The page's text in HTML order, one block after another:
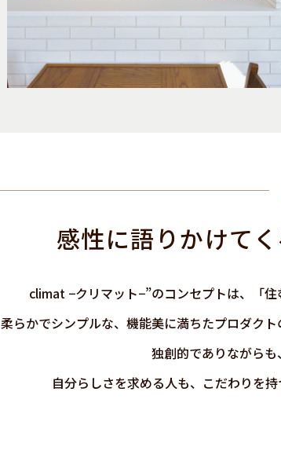
感性に語りかけて
climat −クリマット−”のコンセプトは、「住
柔らかでシンプルな、機能美に満ちたプロダク
独創的でありながらも
自分らしさを求める人も、こだわりを